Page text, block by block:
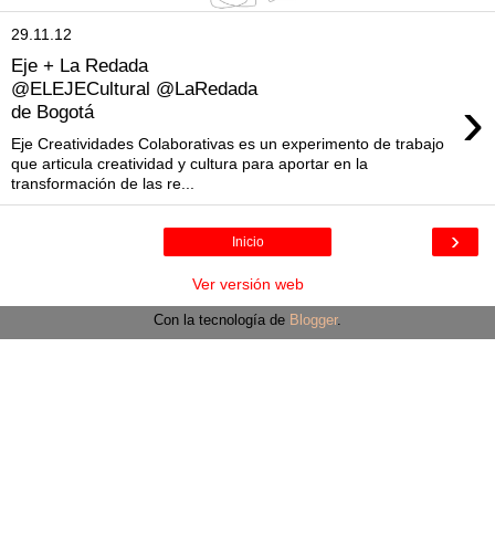
29.11.12
Eje + La Redada
@ELEJECultural @LaRedada
de Bogotá
›
Eje Creatividades Colaborativas es un experimento de trabajo
que articula creatividad y cultura para aportar en la
transformación de las re...
›
Inicio
Ver versión web
Con la tecnología de Blogger.